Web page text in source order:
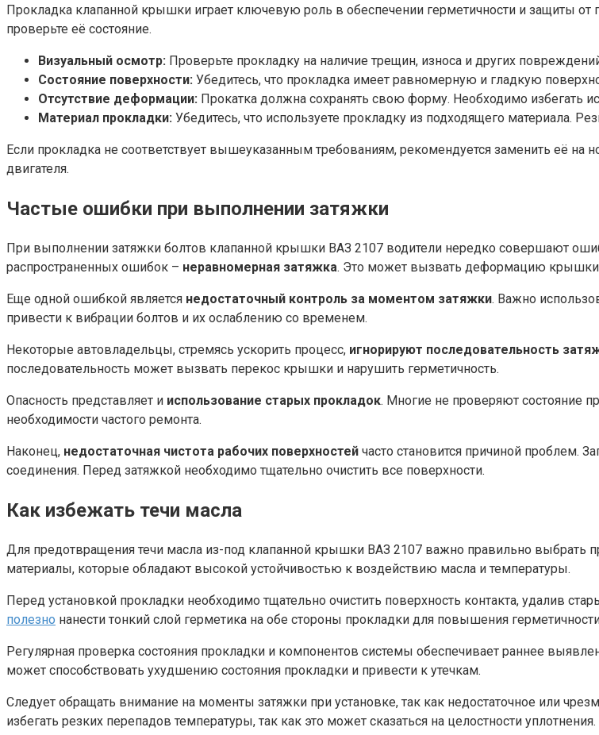
Прокладка клапанной крышки играет ключевую роль в обеспечении герметичности и защиты от
проверьте её состояние.
Визуальный осмотр: Проверьте прокладку на наличие трещин, износа и других
Состояние поверхности: Убедитесь, что прокладка имеет равномерную и гладкую
Отсутствие деформации: Прокатка должна сохранять свою форму. Необходимо избегать
Материал прокладки: Убедитесь, что используете прокладку из подходящего материала.
Если прокладка не соответствует вышеуказанным требованиям, рекомендуется заменить её
двигателя.
Частые ошибки при выполнении затяжки
При выполнении затяжки болтов клапанной крышки ВАЗ 2107 водители нередко совершают
распространенных ошибок – неравномерная затяжка. Это может вызвать деформацию крышки и
Еще одной ошибкой является недостаточный контроль за моментом затяжки. Важно
привести к вибрации болтов и их ослаблению со временем.
Некоторые автовладельцы, стремясь ускорить процесс, игнорируют последовательность
последовательность может вызвать перекос крышки и нарушить герметичность.
Опасность представляет и использование старых прокладок. Многие не проверяют состояние
необходимости частого ремонта.
Наконец, недостаточная чистота рабочих поверхностей часто становится причиной проблем.
соединения. Перед затяжкой необходимо тщательно очистить все поверхности.
Как избежать течи масла
Для предотвращения течи масла из-под клапанной крышки ВАЗ 2107 важно правильно выбрать
материалы, которые обладают высокой устойчивостью к воздействию масла и температуры.
Перед установкой прокладки необходимо тщательно очистить поверхность контакта, удалив
полезно нанести тонкий слой герметика на обе стороны прокладки для повышения
Регулярная проверка состояния прокладки и компонентов системы обеспечивает раннее
может способствовать ухудшению состояния прокладки и привести к утечкам.
Следует обращать внимание на моменты затяжки при установке, так как недостаточное или
избегать резких перепадов температуры, так как это может сказаться на целостности уплотнения.